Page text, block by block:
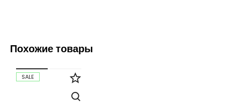
Похожие товары
SALE